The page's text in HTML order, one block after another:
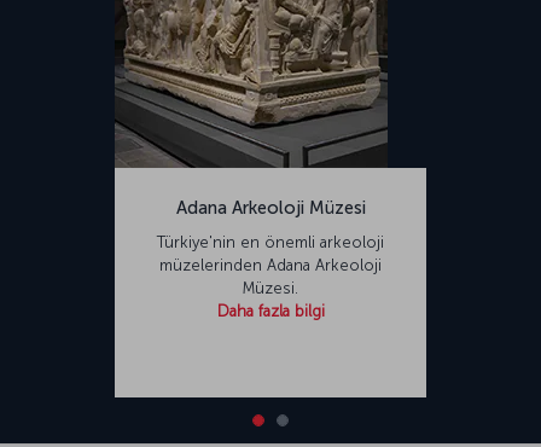
Adana Arkeoloji Müzesi
Türkiye'nin en önemli arkeoloji
müzelerinden Adana Arkeoloji
Müzesi.
Daha fazla bilgi